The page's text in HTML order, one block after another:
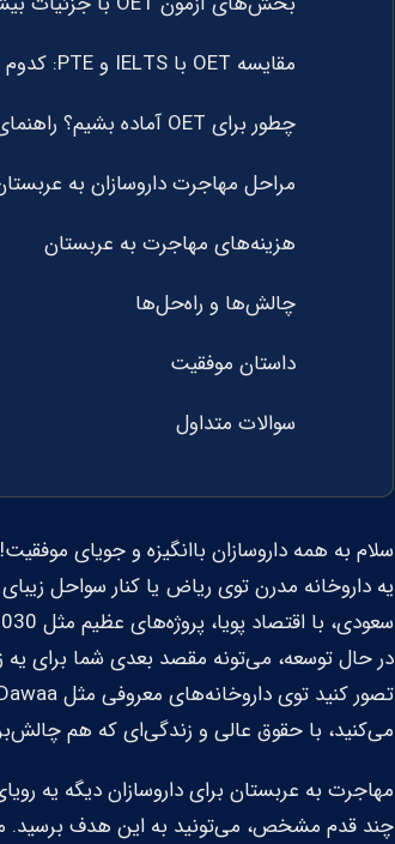
مقایسه OET با IELTS و PTE: کدوم برای داروسازان بهتره؟
چطور برای OET آماده بشیم؟ راهنمای کامل و عملی
مراحل مهاجرت داروسازان به
هزینه‌های مهاجرت به عربستان
چالش‌ها و راه‌حل‌ها
داستان موفقیت
سوالات متداول
سلام به همه داروسازان باانگیزه و جویای
یه داروخانه مدرن توی ریاض یا کنار سواحل
در حال توسعه، می‌تونه مقصد بعدی شما برای
می‌کنید، با حقوق عالی و زندگی‌ای که هم
چند قدم مشخص، می‌تونید به این هدف برسید.